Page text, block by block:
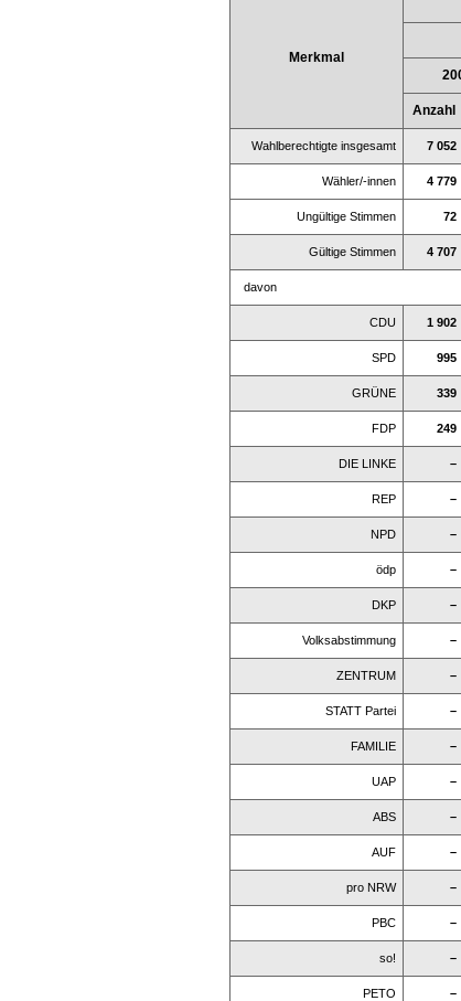
Merkmal
Anzahl
Wahlberechtigte insgesamt 7 052
Wähler/-innen 4 779
Ungültige Stimmen 72
Gültige Stimmen 4 707
davon
CDU 1 902
SPD 995
GRÜNE 339
FDP 249
DIE LINKE –
REP –
NPD –
ödp –
DKP –
Volksabstimmung –
ZENTRUM –
STATT Partei –
FAMILIE –
UAP –
ABS –
AUF –
pro NRW –
PBC –
so! –
PETO –